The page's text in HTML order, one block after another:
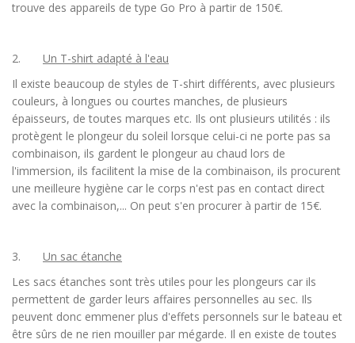
trouve des appareils de type Go Pro à partir de 150€.
2. Un T-shirt adapté à l'eau
Il existe beaucoup de styles de T-shirt différents, avec plusieurs
couleurs, à longues ou courtes manches, de plusieurs
épaisseurs, de toutes marques etc. Ils ont plusieurs utilités : ils
protègent le plongeur du soleil lorsque celui-ci ne porte pas sa
combinaison, ils gardent le plongeur au chaud lors de
l'immersion, ils facilitent la mise de la combinaison, ils procurent
une meilleure hygiène car le corps n'est pas en contact direct
avec la combinaison,... On peut s'en procurer à partir de 15€.
3. Un sac étanche
Les sacs étanches sont très utiles pour les plongeurs car ils
permettent de garder leurs affaires personnelles au sec. Ils
peuvent donc emmener plus d'effets personnels sur le bateau et
être sûrs de ne rien mouiller par mégarde. Il en existe de toutes